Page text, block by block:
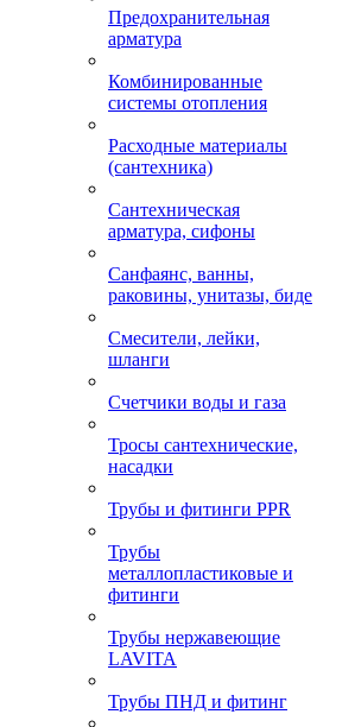
Предохранительная
арматура
Комбинированные
системы отопления
Расходные материалы
(сантехника)
Сантехническая
арматура, сифоны
Санфаянс, ванны,
раковины, унитазы, биде
Смесители, лейки,
шланги
Счетчики воды и газа
Тросы сантехнические,
насадки
Трубы и фитинги PPR
Трубы
металлопластиковые и
фитинги
Трубы нержавеющие
LAVITA
Трубы ПНД и фитинг